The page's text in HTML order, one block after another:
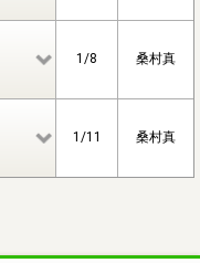
1/8 桑村真
1/11 桑村真